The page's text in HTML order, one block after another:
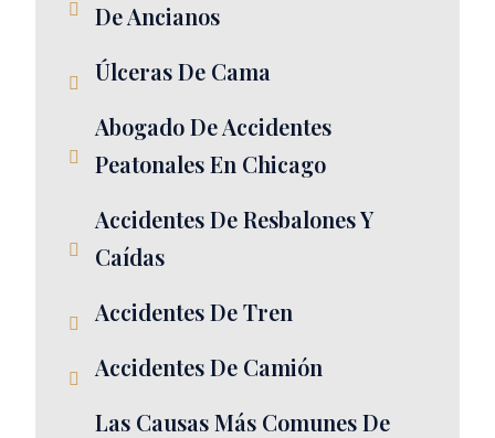
De Ancianos
Úlceras De Cama
Abogado De Accidentes
Peatonales En Chicago
Accidentes De Resbalones Y
Caídas
Accidentes De Tren
Accidentes De Camión
Las Causas Más Comunes De